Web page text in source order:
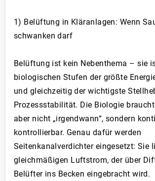
1) Belüftung in Kläranlagen: Wenn
schwanken darf
Belüftung ist kein Nebenthema – sie
biologischen Stufen der größte
und gleichzeitig der wichtigste
Prozessstabilität. Die Biologie
aber nicht „irgendwann“, sondern
kontrollierbar. Genau dafür werden
Seitenkanalverdichter eingesetzt: Sie
gleichmäßigen Luftstrom, der über
Belüfter ins Becken eingebracht wird.